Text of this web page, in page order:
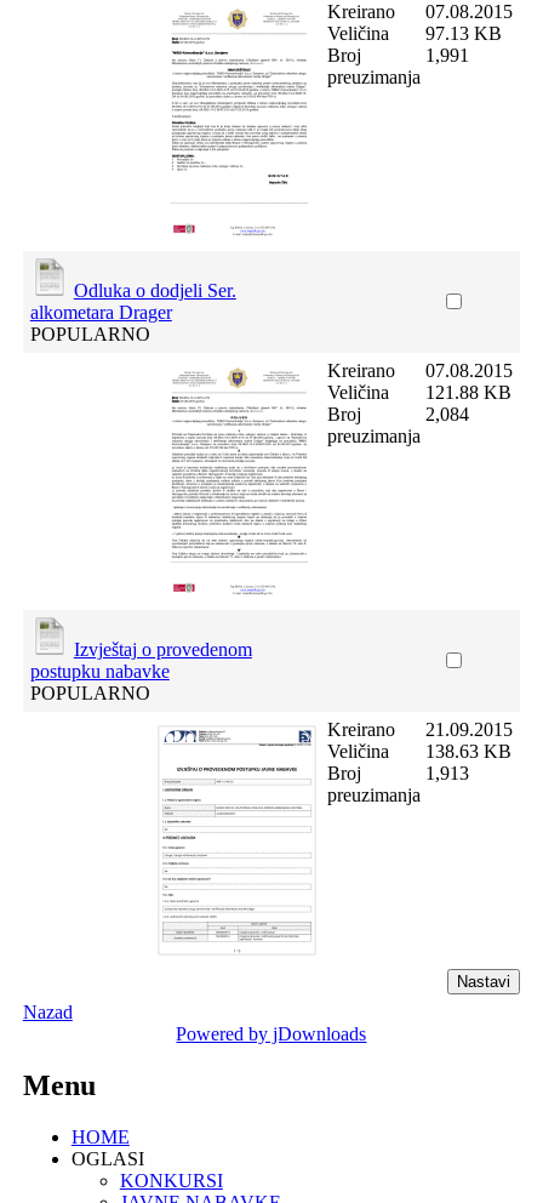
Kreirano
Veličina
Broj
preuzimanja
07.08.2015
97.13 KB
1,991
Odluka o dodjeli Ser.
alkometara Drager
POPULARNO
Kreirano
Veličina
Broj
preuzimanja
07.08.2015
121.88 KB
2,084
Izvještaj o provedenom
postupku nabavke
POPULARNO
Kreirano
Veličina
Broj
preuzimanja
21.09.2015
138.63 KB
1,913
Nazad
Powered by jDownloads
Menu
HOME
OGLASI
KONKURSI